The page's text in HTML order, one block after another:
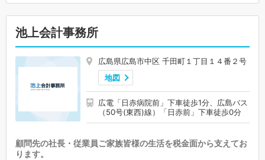
池上会計事務所
広島県広島市中区 千田町１丁目１４番２号
地図
広電「日赤病院前」下車徒歩1分、広島バス
（50号(東西)線）「日赤前」下車徒歩0分
顧問先の社長・従業員ご家族皆様の生活を税金面から支えてお
ります。